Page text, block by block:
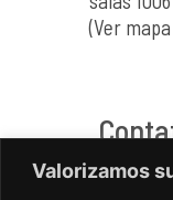
Valorizamos
(Ver
(21) 2714-